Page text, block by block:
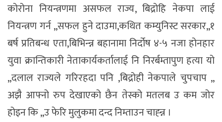
कोरोना नियन्त्रणमा असफल राज्य, बिद्रोहि नेकपा लाई
नियन्त्रण गर्न ,,सफल हुने दाउमा,कथित कम्युनिस्ट सरकार,,१
बर्ष प्रतिबन्ध एता,बिभिन्न्न बहानामा निर्दोष ४-५ नजा होनहार
युवा क्रान्तिकारी नेताकार्यकर्तालाई नि निरर्बम्तापुण हत्या यो
,,दलाल राज्यले गरिरहदा पनि ,बिद्रोही नेकपाले चुपचाप ,,
अझै आफ्नो रुप देखाएको छैन तेस्को मतलब उ कम जोर
होइन कि ,,उ फेरि मुलुकमा दन्द निम्ताउन चाह्न्न ।